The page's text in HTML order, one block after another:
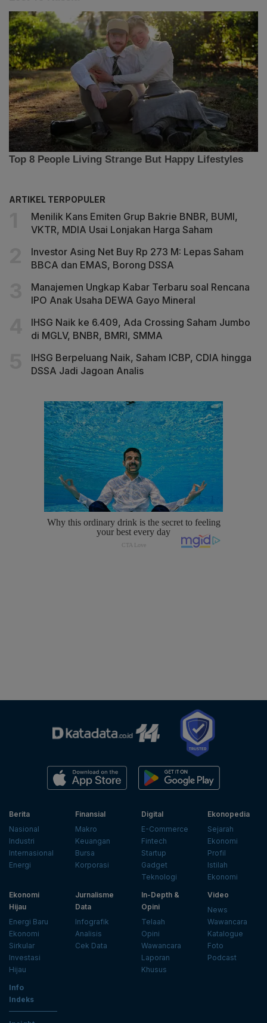
ARTIKEL TERPOPULER
Menilik Kans Emiten Grup Bakrie BNBR, BUMI,
VKTR, MDIA Usai Lonjakan Harga Saham
Investor Asing Net Buy Rp 273 M: Lepas Saham
BBCA dan EMAS, Borong DSSA
Manajemen Ungkap Kabar Terbaru soal Rencana
IPO Anak Usaha DEWA Gayo Mineral
IHSG Naik ke 6.409, Ada Crossing Saham Jumbo
di MGLV, BNBR, BMRI, SMMA
IHSG Berpeluang Naik, Saham ICBP, CDIA hingga
DSSA Jadi Jagoan Analis
Berita
Nasional
Industri
Internasional
Energi
Finansial
Makro
Keuangan
Bursa
Korporasi
Digital
E-Commerce
Fintech
Startup
Gadget
Teknologi
Ekonopedia
Sejarah
Ekonomi
Profil
Istilah
Ekonomi
Ekonomi
Hijau
Energi Baru
Ekonomi
Sirkular
Investasi
Hijau
Jurnalisme
Data
Infografik
Analisis
Cek Data
In-Depth &
Opini
Telaah
Opini
Wawancara
Laporan
Khusus
Video
News
Wawancara
Katalogue
Foto
Podcast
Info
Indeks